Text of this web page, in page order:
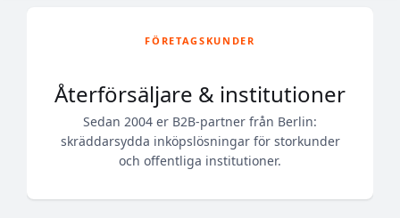
FÖRETAGSKUNDER
Återförsäljare & institutioner
Sedan 2004 er B2B-partner från Berlin:
skräddarsydda inköpslösningar för storkunder
och offentliga institutioner.